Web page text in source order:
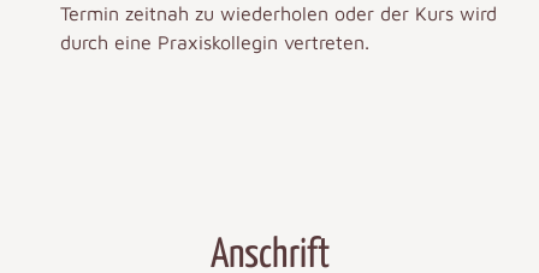
Termin zeitnah zu wiederholen oder der Kurs wird
durch eine Praxiskollegin vertreten.
Anschrift